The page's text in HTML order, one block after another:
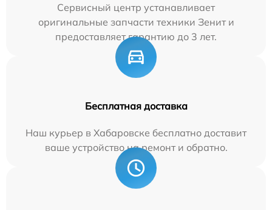
Сервисный центр устанавливает
оригинальные запчасти техники Зенит и
предоставляет гарантию до 3 лет.
Бесплатная доставка
Наш курьер в Хабаровске бесплатно доставит
ваше устройство на ремонт и обратно.